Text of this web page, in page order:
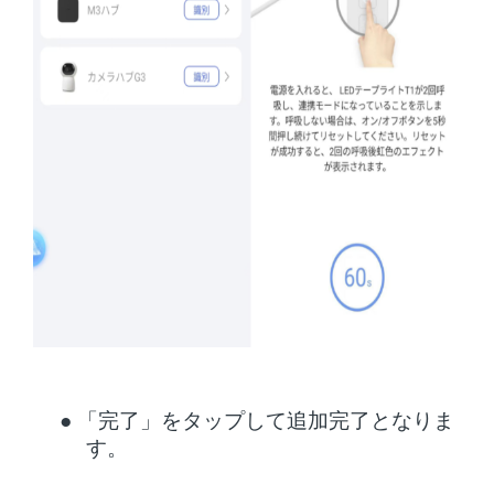
●
「完了」をタップして追加完了となりま
す。